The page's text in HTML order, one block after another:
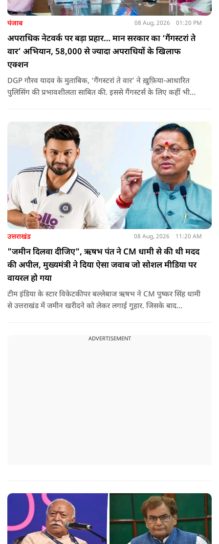
पंजाब 08 Aug, 2026 01:20 PM
अपराधिक नेटवर्क पर बड़ा प्रहार… मान सरकार का ‘गैंगस्टरां ते
वार’ अभियान, 58,000 से ज्यादा अपराधियों के खिलाफ
एक्शन
DGP गौरव यादव के मुताबिक, ‘गैंगस्टरां ते वार’ ने ख़ुफ़िया-आधारित
पुलिसिंग की प्रभावशीलता साबित की. इससे गैंगस्टर्स के लिए कहीं भी
उत्तराखंड 08 Aug, 2026 11:20 AM
"जमीन दिलवा दीजिए", ऋषभ पंत ने CM धामी से की थी मदद
की अपील, मुख्यमंत्री ने दिया ऐसा जवाब जो सोशल मीडिया पर
वायरल हो गया
टीम इंडिया के स्टार विकेटकीपर बल्लेबाज ऋषभ ने CM पुष्कर सिंह धामी
से उत्तराखंड में जमीन खरीदने को लेकर लगाई गुहार. जिसके बाद
ADVERTISEMENT